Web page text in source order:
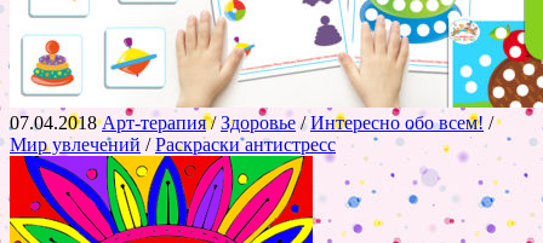
07.04.2018Арт-терапия/Здоровье/Интересно обо всем! /
Мир увлечений /Раскраски антистресс